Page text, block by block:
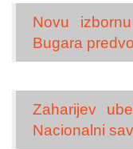
Novu
Bugara
Zaharijev
Nacionalni